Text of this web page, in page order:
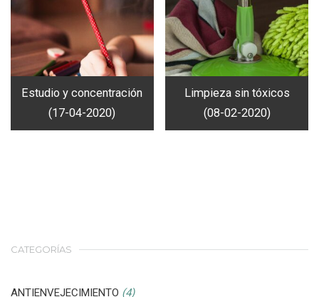
Estudio y concentración
(17-04-2020)
Limpieza sin tóxicos
(08-02-2020)
CATEGORÍAS
ANTIENVEJECIMIENTO (4)